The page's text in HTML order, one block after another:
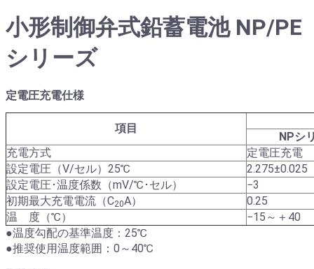
小形制御弁式鉛蓄電池 NP/PE
シリーズ
定電圧充電仕様
項目
NPシ
充電方式
定電圧充電
設定電圧（V/セル）25℃
2.275±0.025
設定電圧･温度係数（mV/℃･セル）
−3
初期最大充電電流（C20A）
0.25
温 度（℃）
−15～＋40
●温度勾配の基準温度：25℃
●推奨使用温度範囲：0～40℃